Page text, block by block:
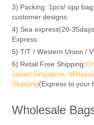
3) Packing: 1pcs/ opp
customer designs
4) Sea express(20-
Express.
5) T/T / Western Union /
6) Retail Free Shipping:
Japan,Singapore,
Shipping(Express to your
Wholesale